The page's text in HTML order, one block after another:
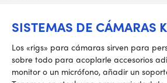
SISTEMAS DE CÁMARAS
Los «rigs» para cámaras sirven para
sobre todo para acoplarle accesorios
monitor o un micrófono, añadir un